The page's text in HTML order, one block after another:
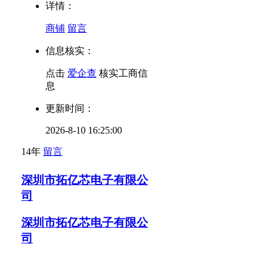
详情：
商铺 留言
信息核实：
点击 爱企查 核实工商信
息
更新时间：
2026-8-10 16:25:00
14年 留言
深圳市拓亿芯电子有限公
司
深圳市拓亿芯电子有限公
司